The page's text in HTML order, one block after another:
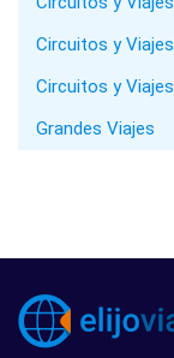
Circuitos y
Circuitos y
Grandes Viajes